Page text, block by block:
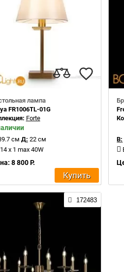
лампа
FR1006TL-01G
Forte
см Д: 22 см
x 1 max 40W
8 800 Р.
Купить
В:
172483